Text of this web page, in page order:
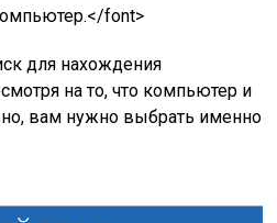
font>
для нахождения
на то, что компьютер и
вам нужно выбрать именно